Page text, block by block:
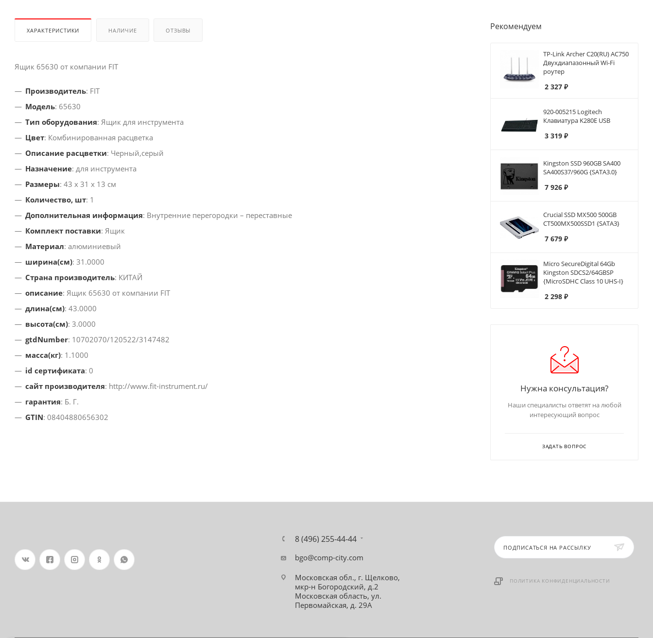
ХАРАКТЕРИСТИКИ НАЛИЧИЕ ОТЗЫВЫ
Ящик 65630 от компании FIT
Производитель: FIT
Модель: 65630
Тип оборудования: Ящик для инструмента
Цвет: Комбинированная расцветка
Описание расцветки: Черный,серый
Назначение: для инструмента
Размеры: 43 x 31 x 13 см
Количество, шт: 1
Дополнительная информация: Внутренние перегородки – переставные
Комплект поставки: Ящик
Материал: алюминиевый
ширина(см): 31.0000
Страна производитель: КИТАЙ
описание: Ящик 65630 от компании FIT
длина(см): 43.0000
высота(см): 3.0000
gtdNumber: 10702070/120522/3147482
масса(кг): 1.1000
id сертификата: 0
сайт производителя: http://www.fit-instrument.ru/
гарантия: Б. Г.
GTIN: 08404880656302
Рекомендуем
TP-Link Archer C20(RU) AC750
Двухдиапазонный Wi-Fi
роутер
2 327 ₽
920-005215 Logitech
Клавиатура K280E USB
3 319 ₽
Kingston SSD 960GB SA400
SA400S37/960G {SATA3.0}
7 926 ₽
Crucial SSD MX500 500GB
CT500MX500SSD1 {SATA3}
7 679 ₽
Micro SecureDigital 64Gb
Kingston SDCS2/64GBSP
{MicroSDHC Class 10 UHS-I}
2 298 ₽
Нужна консультация?
Наши специалисты ответят на любой
интересующий вопрос
ЗАДАТЬ ВОПРОС
8 (496) 255-44-44
bgo@comp-city.com
Московская обл., г. Щелково,
мкр-н Богородский, д.2
Московская область, ул.
Первомайская, д. 29А
ПОДПИСАТЬСЯ НА РАССЫЛКУ
ПОЛИТИКА КОНФИДЕНЦИАЛЬНОСТИ